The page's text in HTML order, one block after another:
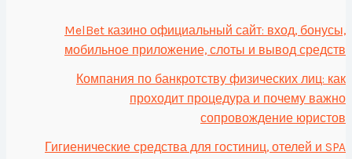
MelBet казино официальный сайт: вход, бонусы,
мобильное приложение, слоты и вывод средств
Компания по банкротству физических лиц: как
проходит процедура и почему важно
сопровождение юристов
Гигиенические средства для гостиниц, отелей и SPA